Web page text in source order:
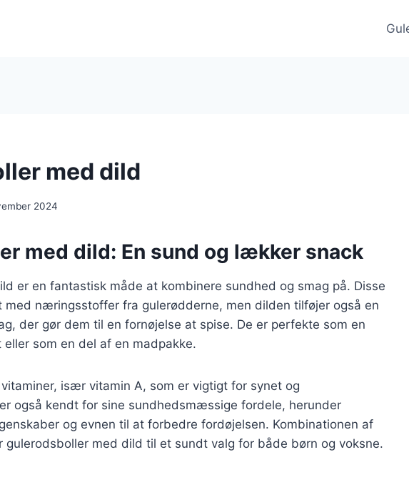
med dild
2024
med dild: En sund og lækker snack
er en fantastisk måde at kombinere sundhed og smag på. Disse
med næringsstoffer fra gulerødderne, men dilden tilføjer også en
der gør dem til en fornøjelse at spise. De er perfekte som en
som en del af en madpakke.
især vitamin A, som er vigtigt for synet og
også kendt for sine sundhedsmæssige fordele, herunder
og evnen til at forbedre fordøjelsen. Kombinationen af
gulerodsboller med dild til et sundt valg for både børn og voksne.